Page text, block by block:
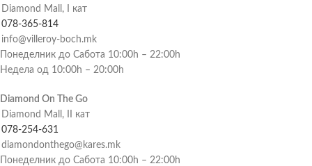
Diamond Mall, I кат
078-365-814
info@villeroy-boch.mk
Понеделник до Сабота 10:00h – 22:00h
Недела од 10:00h – 20:00h
Diamond On The Go
Diamond Mall, II кат
078-254-631
diamondonthego@kares.mk
Понеделник до Сабота 10:00h – 22:00h